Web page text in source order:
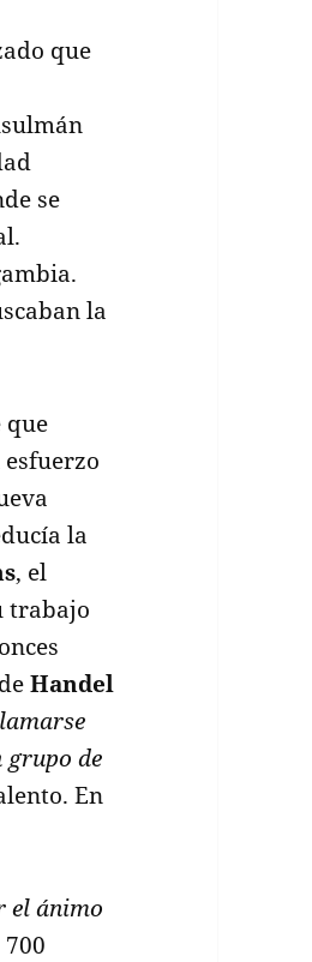
que
se
la
que
la
, el
trabajo
Handel
grupo de
En
el ánimo